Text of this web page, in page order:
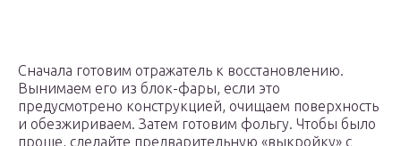
Сначала готовим отражатель к восстановлению.
Вынимаем его из блок-фары, если это
предусмотрено конструкцией, очищаем поверхность
и обезжириваем. Затем готовим фольгу. Чтобы было
проще, сделайте предварительную «выкройку» с